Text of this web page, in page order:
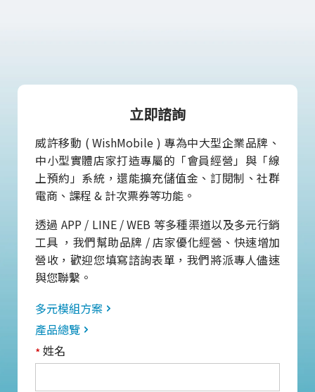
立即諮詢
威許移動 ( WishMobile ) 專為中大型企業品牌、
中小型實體店家打造專屬的「會員經營」與「線
上預約」系統，還能擴充儲值金、訂閱制、社群
電商、課程 & 計次票券等功能。
透過 APP / LINE / WEB 等多種渠道以及多元行銷
工具 ，我們幫助品牌 / 店家優化經營、快速增加
營收，歡迎您填寫諮詢表單，我們將派專人儘速
與您聯繫。
多元模組方案
產品總覽
*姓名